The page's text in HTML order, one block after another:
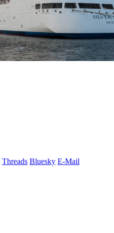
Threads Bluesky E-Mail